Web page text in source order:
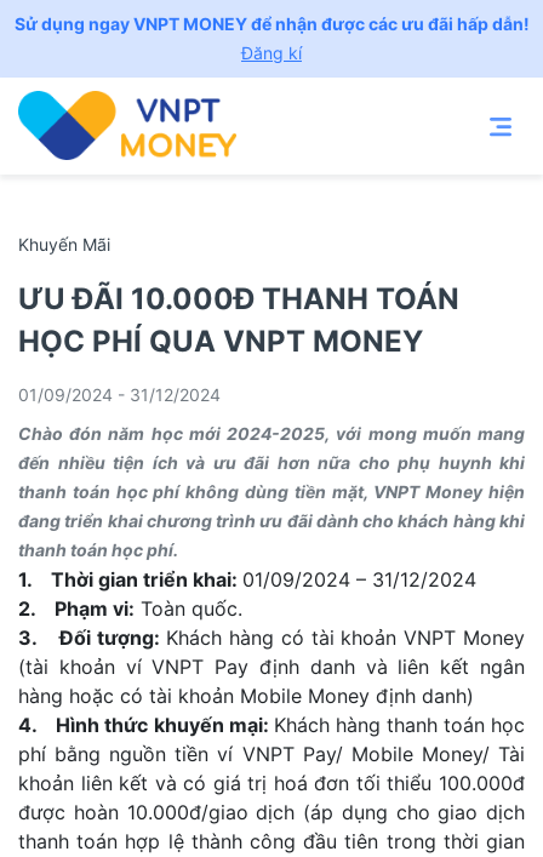
Sử dụng ngay VNPT MONEY để nhận được các ưu đãi hấp dẫn!
Đăng kí
Khuyến Mãi
ƯU ĐÃI 10.000Đ THANH TOÁN
HỌC PHÍ QUA VNPT MONEY
01/09/2024 - 31/12/2024
Chào đón năm học mới 2024-2025, với mong muốn mang
đến nhiều tiện ích và ưu đãi hơn nữa cho phụ huynh khi
thanh toán học phí không dùng tiền mặt, VNPT Money hiện
đang triển khai chương trình ưu đãi dành cho khách hàng khi
thanh toán học phí.
1. Thời gian triển khai: 01/09/2024 – 31/12/2024
2. Phạm vi: Toàn quốc.
3. Đối tượng: Khách hàng có tài khoản VNPT Money
(tài khoản ví VNPT Pay định danh và liên kết ngân
hàng hoặc có tài khoản Mobile Money định danh)
4. Hình thức khuyến mại: Khách hàng thanh toán học
phí bằng nguồn tiền ví VNPT Pay/ Mobile Money/ Tài
khoản liên kết và có giá trị hoá đơn tối thiểu 100.000đ
được hoàn 10.000đ/giao dịch (áp dụng cho giao dịch
thanh toán hợp lệ thành công đầu tiên trong thời gian